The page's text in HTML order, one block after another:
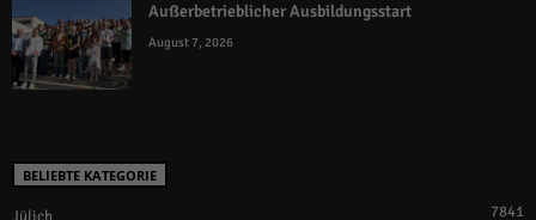
Außerbetrieblicher Ausbildungsstart
August 7, 2026
BELIEBTE KATEGORIE
7841